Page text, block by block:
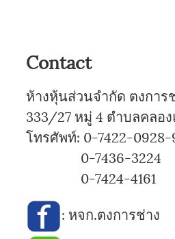
Contact
ห้างหุ้นส่วนจำกัด ตงการ
333/27 หมู่ 4 ตำบลคลอ
โทรศัพท์: 0-7422-
0-7436-3224
0-7424-4161
: หจก.ตงการช่าง